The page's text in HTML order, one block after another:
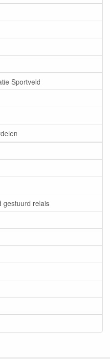
Sportveld
gestuurd relais